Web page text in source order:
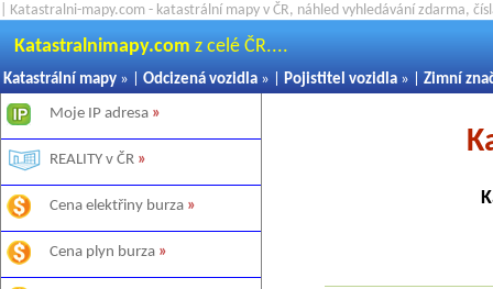
| Katastralni-mapy.com - katastrální mapy v ČR, náhled vyhledávání zdarma,
Katastralnimapy.com z celé ČR....
Katastrální mapy » | Odcizená vozidla » | Pojistitel vozidla » | Zimní
Moje IP adresa »
REALITY v ČR »
Cena elektřiny burza »
Cena plyn burza »